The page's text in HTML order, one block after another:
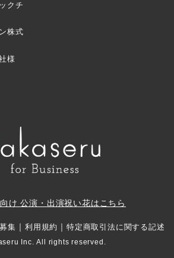
クチ
株式
様
け 公演・出演祝い花はこちら
集 ｜ 利用規約 ｜ 特定商取引法に関する記述
Inc. All rights reserved.